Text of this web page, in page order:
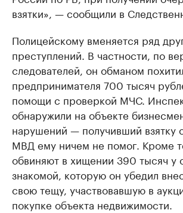
взятки», — сообщили в
Полицейскому вменяется ряд
преступлений. В частности, по
следователей, он обманом
предпринимателя 700 тысяч
помощи с проверкой МЧС.
обнаружили на объекте
нарушений — получивший взятку
МВД ему ничем не помог. Кроме
обвиняют в хищении 390 тысяч у
знакомой, которую он убедил
свою тещу, участвовавшую в
покупке объекта недвижимости.